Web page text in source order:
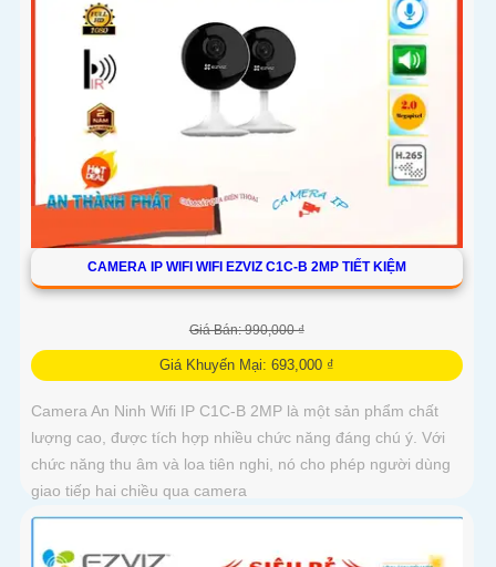
CAMERA IP WIFI WIFI EZVIZ C1C-B 2MP TIẾT KIỆM
Giá Bán: 990,000 ₫
Giá Khuyến Mại: 693,000 ₫
Camera An Ninh Wifi IP C1C-B 2MP là một sản phẩm chất
lượng cao, được tích hợp nhiều chức năng đáng chú ý. Với
chức năng thu âm và loa tiên nghi, nó cho phép người dùng
giao tiếp hai chiều qua camera